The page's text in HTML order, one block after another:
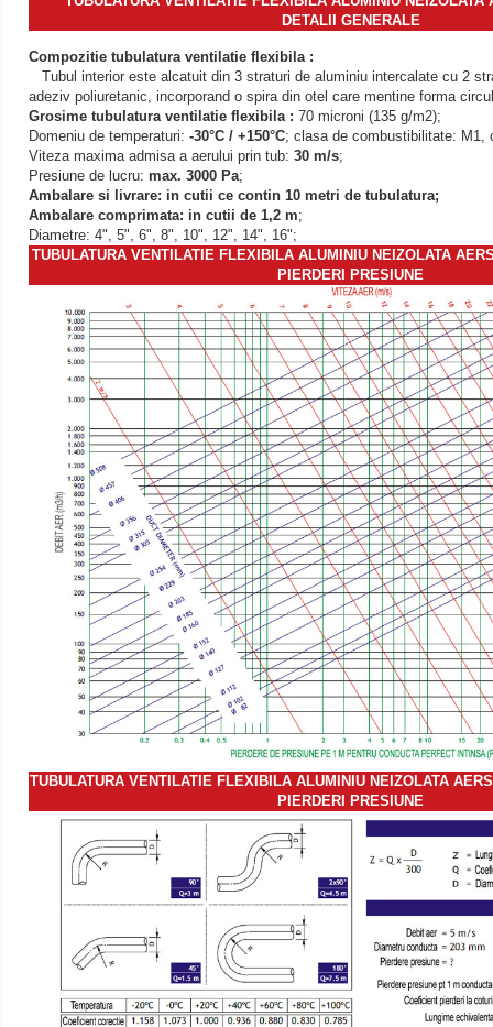
DETALII GENERALE
Compozitie tubulatura ventilatie flexibila :
Tubul interior este alcatuit din 3 straturi de aluminiu intercalate cu 2
adeziv poliuretanic, incorporand o spira din otel care mentine forma
Grosime tubulatura ventilatie flexibila : 70 microni (135 g/m2);
Domeniu de temperaturi: -30°C / +150°C; clasa de combustibilitate: M1,
Viteza maxima admisa a aerului prin tub: 30 m/s;
Presiune de lucru: max. 3000 Pa;
Ambalare si livrare: in cutii ce contin 10 metri de tubulatura;
Ambalare comprimata: in cutii de 1,2 m;
Diametre: 4", 5", 6", 8", 10", 12", 14", 16";
TUBULATURA VENTILATIE FLEXIBILA ALUMINIU NEIZOLATA
PIERDERI PRESIUNE
TUBULATURA VENTILATIE FLEXIBILA ALUMINIU NEIZOLATA
PIERDERI PRESIUNE